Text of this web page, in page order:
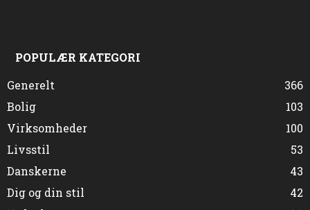
POPULÆR KATEGORI
Generelt
366
Bolig
103
Virksomheder
100
Livsstil
53
Danskerne
43
Dig og din stil
42